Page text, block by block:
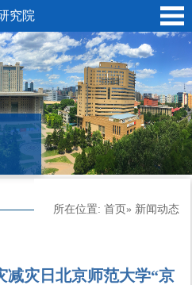
究院
所在位置:首页» 新闻动态
减灾日北京师范大学“京